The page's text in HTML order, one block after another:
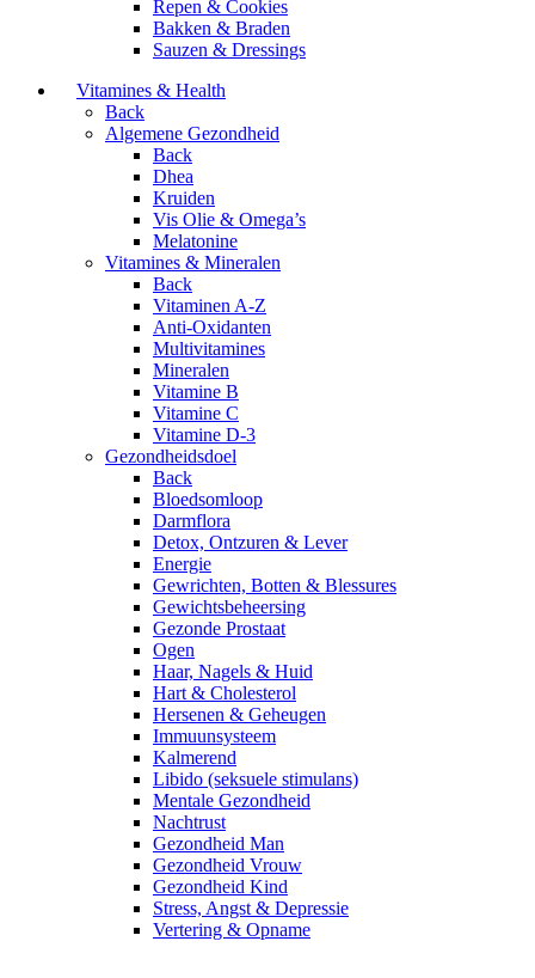
Repen & Cookies
Bakken & Braden
Sauzen & Dressings
Vitamines & Health
Back
Algemene Gezondheid
Back
Dhea
Kruiden
Vis Olie & Omega’s
Melatonine
Vitamines & Mineralen
Back
Vitaminen A-Z
Anti-Oxidanten
Multivitamines
Mineralen
Vitamine B
Vitamine C
Vitamine D-3
Gezondheidsdoel
Back
Bloedsomloop
Darmflora
Detox, Ontzuren & Lever
Energie
Gewrichten, Botten & Blessures
Gewichtsbeheersing
Gezonde Prostaat
Ogen
Haar, Nagels & Huid
Hart & Cholesterol
Hersenen & Geheugen
Immuunsysteem
Kalmerend
Libido (seksuele stimulans)
Mentale Gezondheid
Nachtrust
Gezondheid Man
Gezondheid Vrouw
Gezondheid Kind
Stress, Angst & Depressie
Vertering & Opname